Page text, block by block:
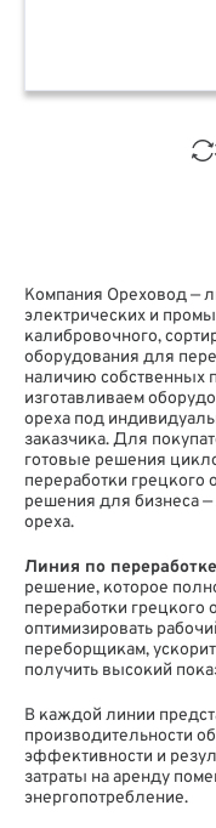
Компания Ореховод —
электрических и
калибровочного,
оборудования для
наличию собственных
изготавливаем
ореха под
заказчика. Для
готовые решения
переработки грецкого
решения для бизнеса
ореха.
Линия по
решение, которое
переработки грецкого
оптимизировать
переборщикам,
получить высокий
В каждой линии
производительности
эффективности и
затраты на аренду
энергопотребление.